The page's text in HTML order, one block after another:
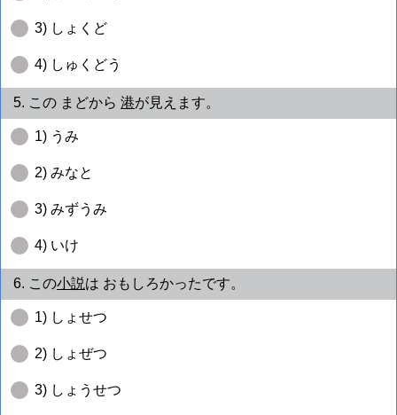
3) しょくど
4) しゅくどう
5. この まどから 港が見えます。
1) うみ
2) みなと
3) みずうみ
4) いけ
6. この小説は おもしろかったです。
1) しょせつ
2) しょぜつ
3) しょうせつ